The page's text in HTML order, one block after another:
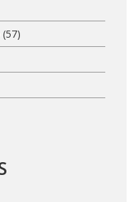
(57)